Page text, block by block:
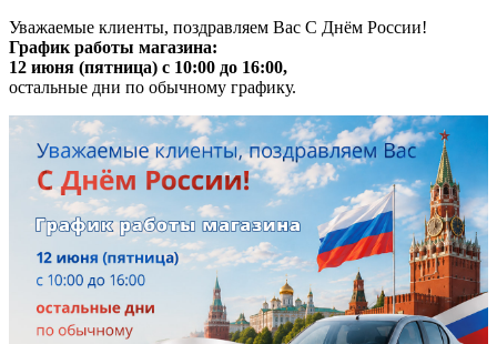
Уважаемые клиенты, поздравляем Вас С Днём России!
График работы магазина:
12 июня (пятница) с 10:00 до 16:00,
остальные дни по обычному графику.